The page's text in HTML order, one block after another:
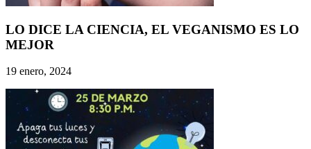
LO DICE LA CIENCIA, EL VEGANISMO ES LO
MEJOR
19 enero, 2024